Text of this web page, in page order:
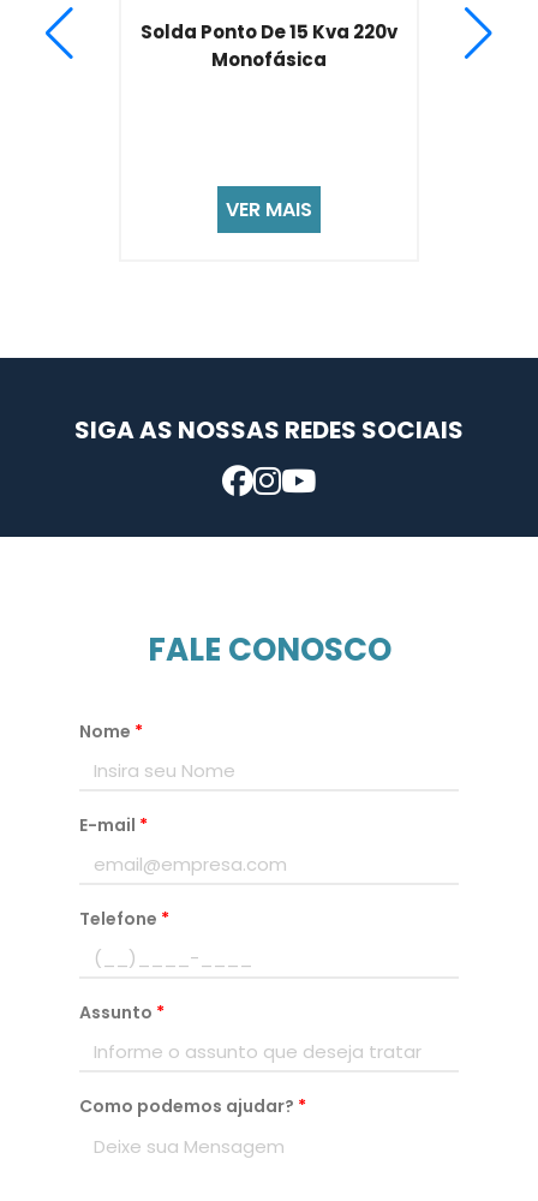
Ponto De 15 Kva 220v
Monofásica
SIGA AS NOSSAS REDES SOCIAIS
FALE CONOSCO
Nome *
E-mail *
Telefone *
Assunto *
Como podemos ajudar? *